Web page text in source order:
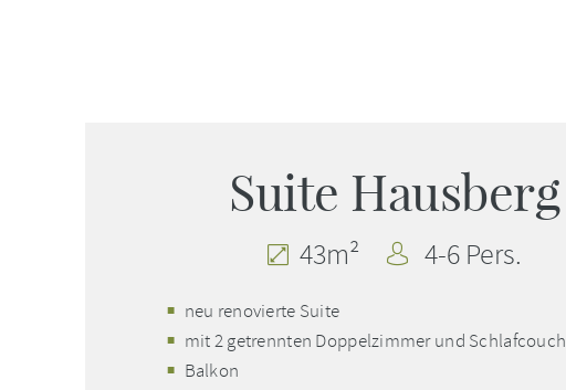
Suite Hausberg
43m² 4-6 Pers.
neu renovierte Suite
mit 2 getrennten Doppelzimmer und Schlafcouch
Balkon